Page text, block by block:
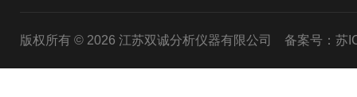
版权所有 © 2026 江苏双诚分析仪器有限公司 备案号：苏